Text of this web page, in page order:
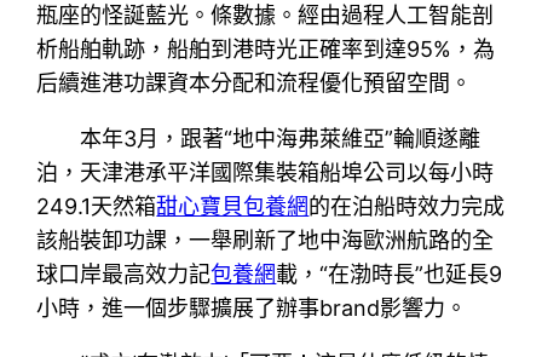
瓶座的怪誕藍光。條數據。經由過程人工智能剖
析船舶軌跡，船舶到港時光正確率到達95%，為
后續進港功課資本分配和流程優化預留空間。
本年3月，跟著“地中海弗萊維亞”輪順遂離
泊，天津港承平洋國際集裝箱船埠公司以每小時
249.1天然箱甜心寶貝包養網的在泊船時效力完成
該船裝卸功課，一舉刷新了地中海歐洲航路的全
球口岸最高效力記包養網載，“在渤時長”也延長9
小時，進一個步驟擴展了辦事brand影響力。